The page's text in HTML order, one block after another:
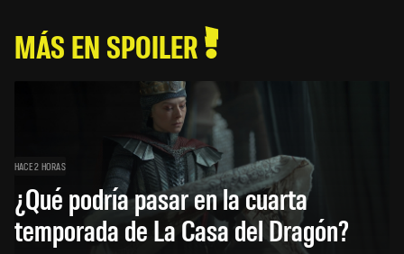
MÁS EN SPOILER
HACE 2 HORAS
¿Qué podría pasar en la cuarta
temporada de La Casa del Dragón?